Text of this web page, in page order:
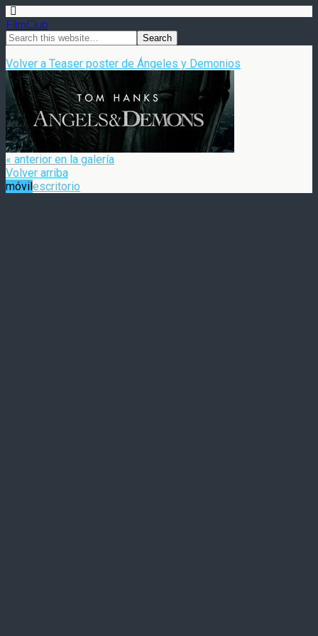
FilmClub
Volver a Teaser poster de Ángeles y Demonios
« anterior en la galería
Volver arriba
móvilescritorio